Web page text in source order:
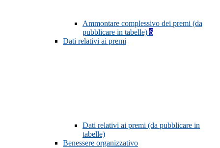
Ammontare complessivo dei premi (da
pubblicare in tabelle) 6
Dati relativi ai premi
Dati relativi ai premi (da pubblicare in
tabelle)
Benessere organizzativo